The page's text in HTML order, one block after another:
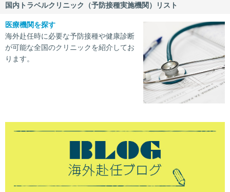
国内トラベルクリニック（予防接種実施機関）リスト
医療機関を探す
海外赴任時に必要な予防接種や健康診断
が可能な全国のクリニックを紹介してお
ります。